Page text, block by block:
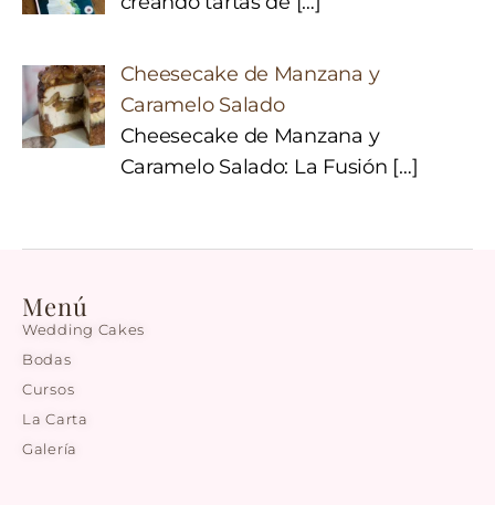
Cheesecake de Manzana y
Caramelo Salado
Cheesecake de Manzana y
Caramelo Salado: La Fusión […]
Menú
Wedding Cakes
Bodas
Cursos
La Carta
Galería